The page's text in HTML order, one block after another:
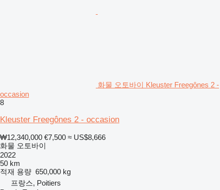
화물 오토바이 Kleuster Freegônes 2 -
occasion
8
Kleuster Freegônes 2 - occasion
₩12,340,000 €7,500 ≈ US$8,666
화물 오토바이
2022
50 km
적재 용량 650,000 kg
프랑스, Poitiers